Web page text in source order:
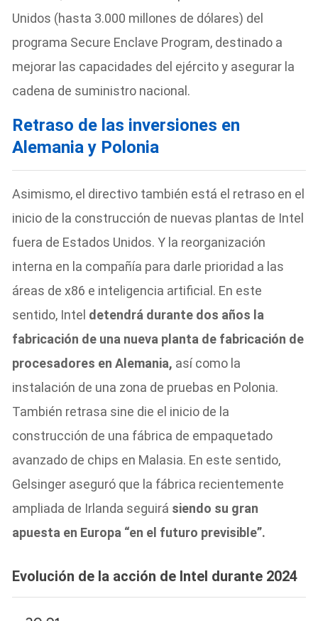
Unidos (hasta 3.000 millones de dólares) del
programa Secure Enclave Program, destinado a
mejorar las capacidades del ejército y asegurar la
cadena de suministro nacional.
Retraso de las inversiones en
Alemania y Polonia
Asimismo, el directivo también está el retraso en el
inicio de la construcción de nuevas plantas de Intel
fuera de Estados Unidos. Y la reorganización
interna en la compañía para darle prioridad a las
áreas de x86 e inteligencia artificial. En este
sentido, Intel detendrá durante dos años la
fabricación de una nueva planta de fabricación de
procesadores en Alemania, así como la
instalación de una zona de pruebas en Polonia.
También retrasa sine die el inicio de la
construcción de una fábrica de empaquetado
avanzado de chips en Malasia. En este sentido,
Gelsinger aseguró que la fábrica recientemente
ampliada de Irlanda seguirá siendo su gran
apuesta en Europa “en el futuro previsible”.
Evolución de la acción de Intel durante 2024